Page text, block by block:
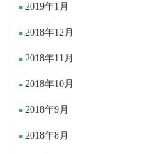
2019年1月
2018年12月
2018年11月
2018年10月
2018年9月
2018年8月